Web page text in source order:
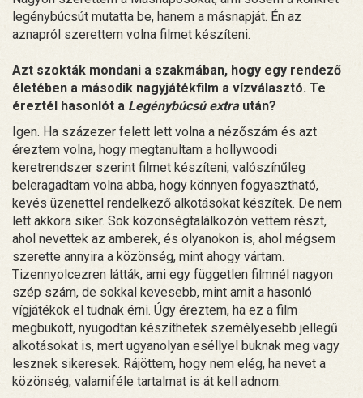
legénybúcsút mutatta be, hanem a másnapját. Én az
aznapról szerettem volna filmet készíteni.
Azt szokták mondani a szakmában, hogy egy rendező
életében a második nagyjátékfilm a vízválasztó. Te
éreztél hasonlót a Legénybúcsú extraután?
Igen. Ha százezer felett lett volna a nézőszám és azt
éreztem volna, hogy megtanultam a hollywoodi
keretrendszer szerint filmet készíteni, valószínűleg
beleragadtam volna abba, hogy könnyen fogyasztható,
kevés üzenettel rendelkező alkotásokat készítek. De nem
lett akkora siker. Sok közönségtalálkozón vettem részt,
ahol nevettek az amberek, és olyanokon is, ahol mégsem
szerette annyira a közönség, mint ahogy vártam.
Tizennyolcezren látták, ami egy független filmnél nagyon
szép szám, de sokkal kevesebb, mint amit a hasonló
vígjátékok el tudnak érni. Úgy éreztem, ha ez a film
megbukott, nyugodtan készíthetek személyesebb jellegű
alkotásokat is, mert ugyanolyan eséllyel buknak meg vagy
lesznek sikeresek. Rájöttem, hogy nem elég, ha nevet a
közönség, valamiféle tartalmat is át kell adnom.